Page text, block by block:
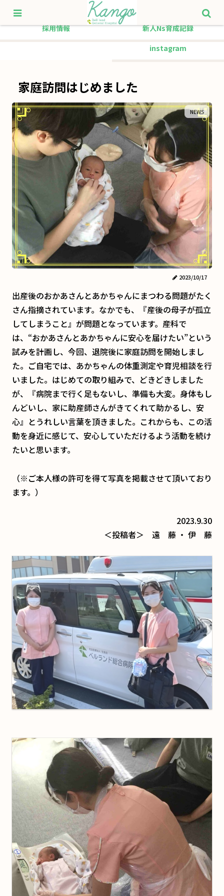
採用情報
新人Ns育成記録
instagram
家庭訪問はじめました
NEWS
2023/10/17
出産後のおかあさんとあかちゃんにまつわる問題がたく
さん指摘されています。なかでも、『産後の母子が孤立
してしまうこと』が問題となっています。産科で
は、“おかあさんとあかちゃんに安心を届けたい”という
試みを計画し、今回、退院後に家庭訪問を開始しまし
た。ご自宅では、あかちゃんの体重測定や育児相談を行
いました。はじめての取り組みで、どきどきしました
が、『病院まで行く足もないし、準備も大変。身体もし
んどいし、家に助産師さんがきてくれて助かるし、安
心』とうれしい言葉を頂きました。これからも、この活
動を身近に感じて、安心していただけるよう活動を続け
たいと思います。
（※ご本人様の許可を得て写真を掲載させて頂いており
ます。）
2023.9.30
＜投稿者＞ 遠 藤 ・ 伊 藤